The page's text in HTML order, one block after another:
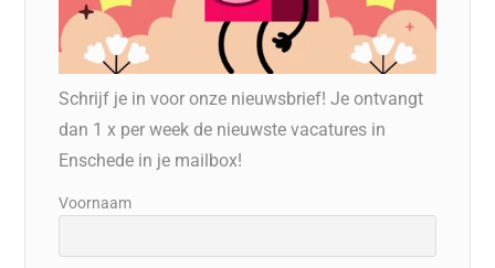
Schrijf je in voor onze nieuwsbrief! Je ontvangt
dan 1 x per week de nieuwste vacatures in
Enschede in je mailbox!
Voornaam